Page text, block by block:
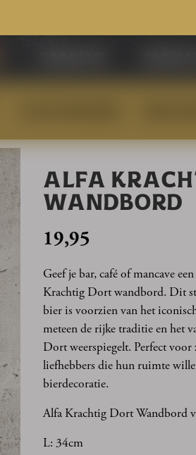
ALFA
WANDBORD
19,95
Geef je bar, café of mancave
Krachtig Dort wandbord. Dit
bier is voorzien van het
meteen de rijke traditie en het
Dort weerspiegelt. Perfect voor
liefhebbers die hun ruimte
bierdecoratie.
Alfa Krachtig Dort Wandbord
L: 34cm